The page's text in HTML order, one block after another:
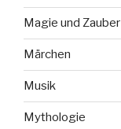
Magie und Zauber
Märchen
Musik
Mythologie